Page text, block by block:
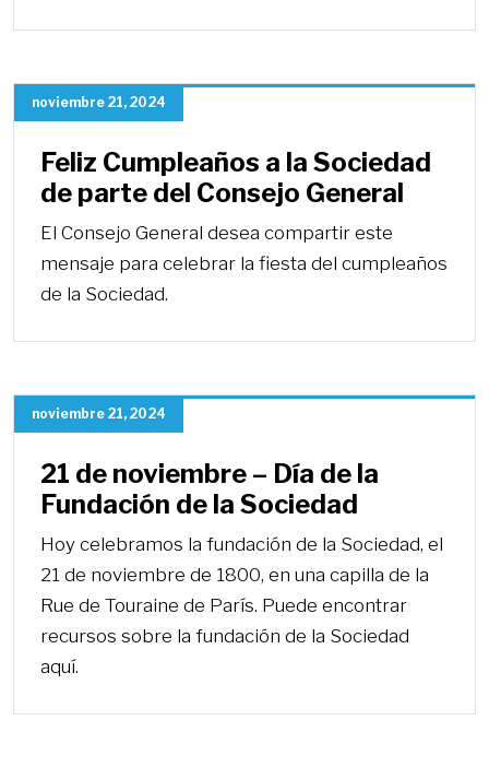
noviembre 21, 2024
Feliz Cumpleaños a la Sociedad
de parte del Consejo General
El Consejo General desea compartir este
mensaje para celebrar la fiesta del cumpleaños
de la Sociedad.
noviembre 21, 2024
21 de noviembre – Día de la
Fundación de la Sociedad
Hoy celebramos la fundación de la Sociedad, el
21 de noviembre de 1800, en una capilla de la
Rue de Touraine de París. Puede encontrar
recursos sobre la fundación de la Sociedad
aquí.